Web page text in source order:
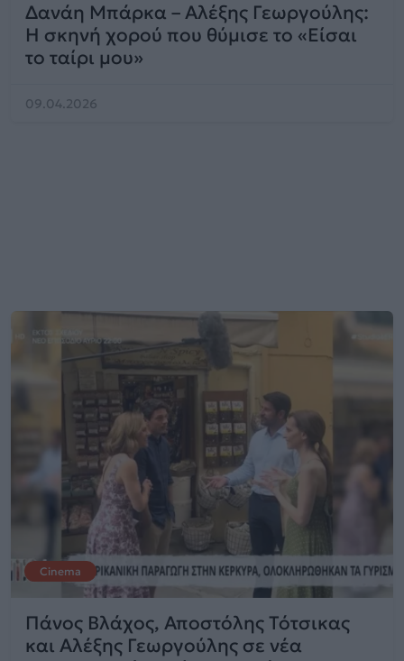
Δανάη Μπάρκα – Αλέξης Γεωργούλης:
Η σκηνή χορού που θύμισε το «Είσαι
το ταίρι μου»
09.04.2026
Cinema
Πάνος Βλάχος, Αποστόλης Τότσικας
και Αλέξης Γεωργούλης σε νέα